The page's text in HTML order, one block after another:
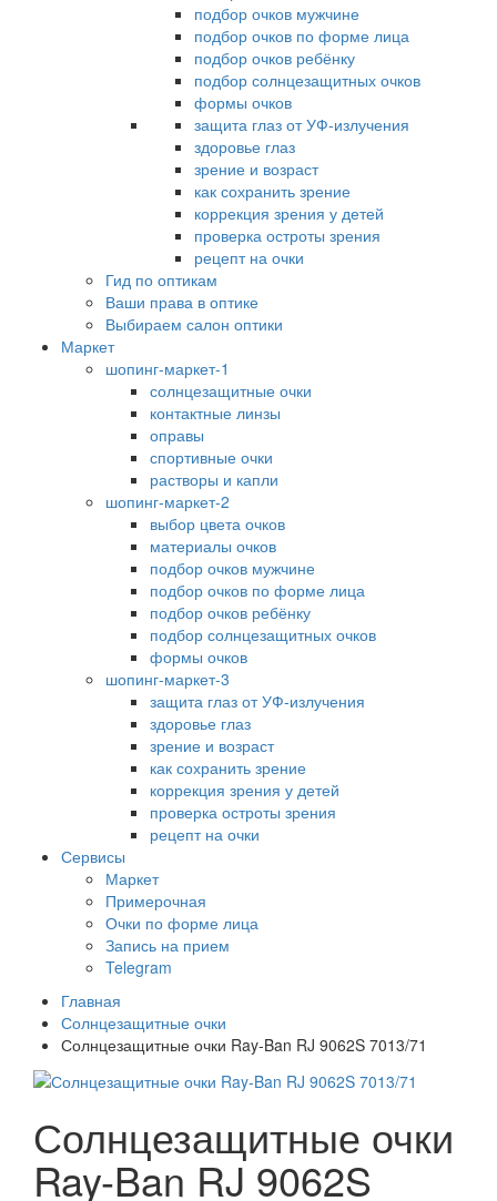
подбор очков мужчине
подбор очков по форме лица
подбор очков ребёнку
подбор солнцезащитных очков
формы очков
защита глаз от УФ-излучения
здоровье глаз
зрение и возраст
как сохранить зрение
коррекция зрения у детей
проверка остроты зрения
рецепт на очки
Гид по оптикам
Ваши права в оптике
Выбираем салон оптики
Маркет
шопинг-маркет-1
солнцезащитные очки
контактные линзы
оправы
спортивные очки
растворы и капли
шопинг-маркет-2
выбор цвета очков
материалы очков
подбор очков мужчине
подбор очков по форме лица
подбор очков ребёнку
подбор солнцезащитных очков
формы очков
шопинг-маркет-3
защита глаз от УФ-излучения
здоровье глаз
зрение и возраст
как сохранить зрение
коррекция зрения у детей
проверка остроты зрения
рецепт на очки
Сервисы
Маркет
Примерочная
Очки по форме лица
Запись на прием
Telegram
Главная
Солнцезащитные очки
Солнцезащитные очки Ray-Ban RJ 9062S 7013/71
Солнцезащитные очки
Ray-Ban RJ 9062S